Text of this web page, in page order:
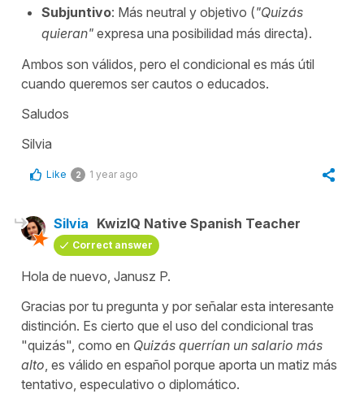
Subjuntivo: Más neutral y objetivo ("Quizás
quieran" expresa una posibilidad más directa).
Ambos son válidos, pero el condicional es más útil
cuando queremos ser cautos o educados.
Saludos
Silvia
Like 2 1 year ago
Silvia KwizIQ Native Spanish Teacher
Correct answer
Hola de nuevo, Janusz P.
Gracias por tu pregunta y por señalar esta interesante
distinción. Es cierto que el uso del condicional tras
"quizás", como en Quizás querrían un salario más
alto , es válido en español porque aporta un matiz más
tentativo, especulativo o diplomático.